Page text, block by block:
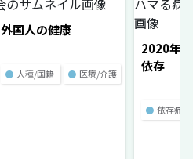
外国人の健康
● 人種/国籍 ● 医療/介護
2020年
依存
● 依存症